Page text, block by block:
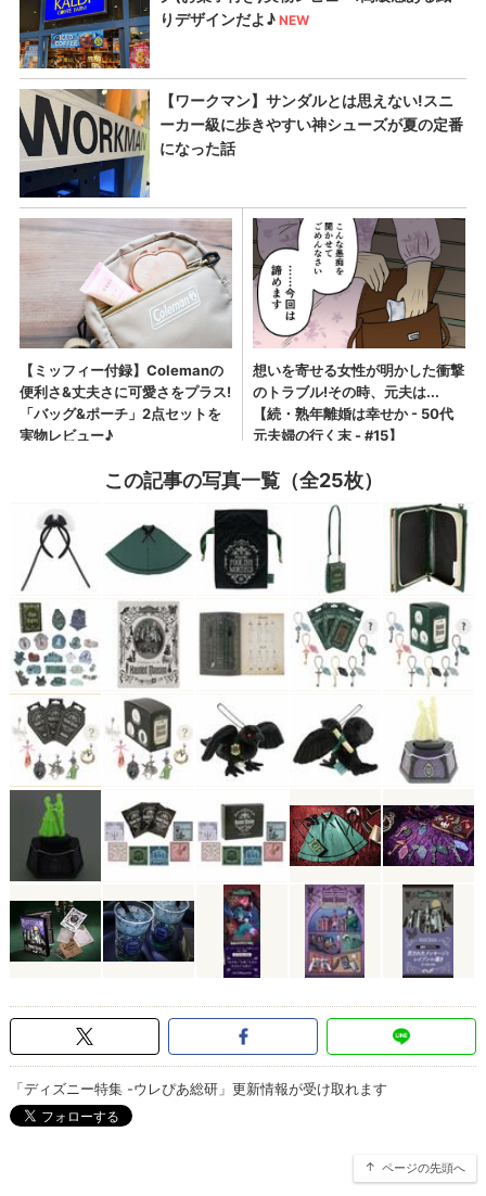
この記事の写真一覧（全25枚）
「ディズニー特集 -ウレぴあ総研」更新情報が受け取れます
ページの先頭へ